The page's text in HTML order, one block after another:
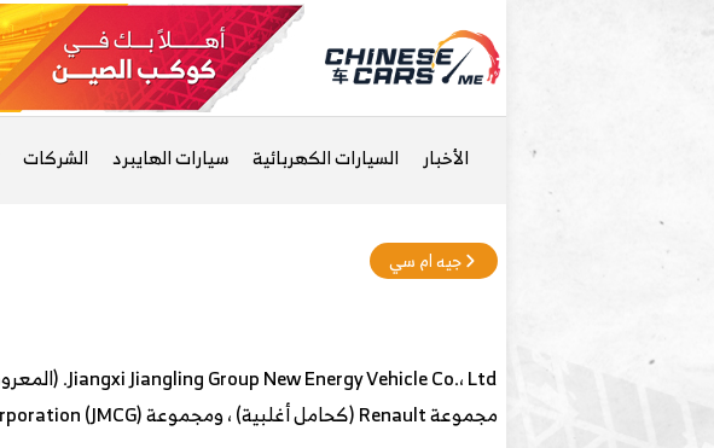
الأخبار السيارات الكهربائية سيارات الهايبرد الشركات
جيه ام سي
مجموعة Renault (كحامل أغلبية) ، ومجموعة Jiangling Motors Corporation (JMCG) وحكومة هونغ كونغ. تركز JMEV